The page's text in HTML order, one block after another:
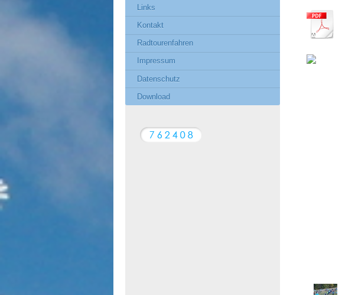
Links
Kontakt
Radtourenfahren
Impressum
Datenschutz
Download